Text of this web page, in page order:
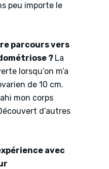
peu importe le
parcours vers
? La
lorsqu’on m’a
de 10 cm.
mon corps
d’autres
avec